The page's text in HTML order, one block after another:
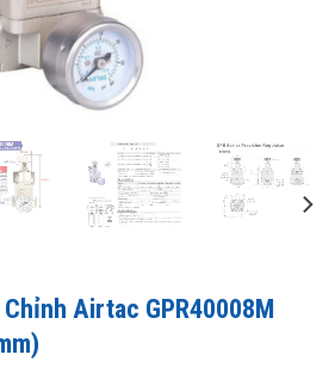
Airtac GPR40008M